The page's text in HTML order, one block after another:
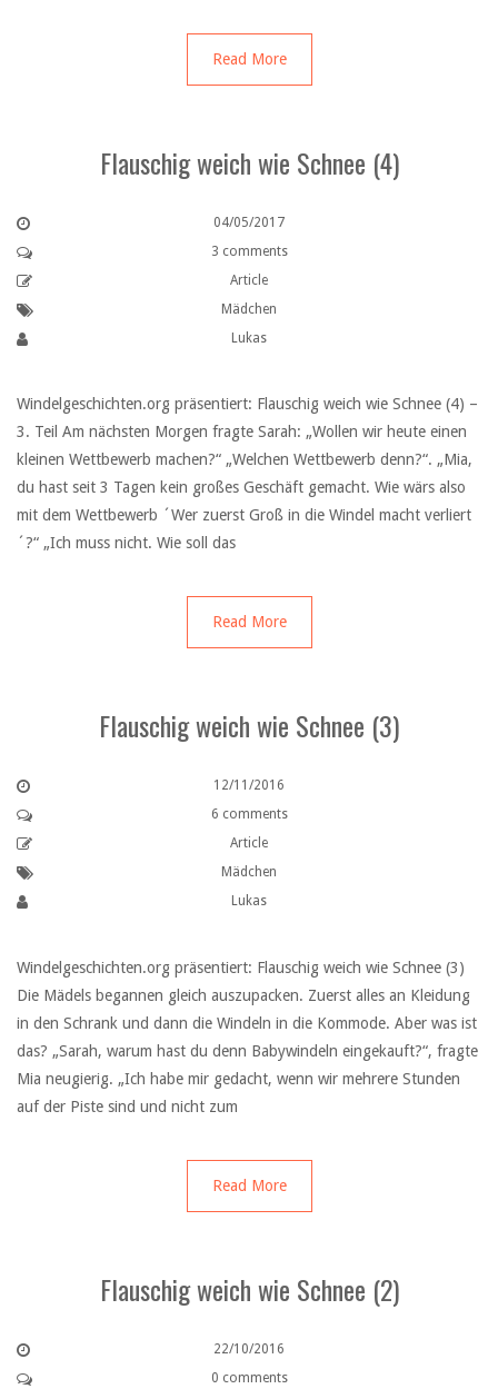
Read More
Flauschig weich wie Schnee (4)
04/05/2017
3 comments
Article
Mädchen
Lukas
Windelgeschichten.org präsentiert: Flauschig weich wie Schnee (4) –
3. Teil Am nächsten Morgen fragte Sarah: „Wollen wir heute einen
kleinen Wettbewerb machen?“ „Welchen Wettbewerb denn?“. „Mia,
du hast seit 3 Tagen kein großes Geschäft gemacht. Wie wärs also
mit dem Wettbewerb ´Wer zuerst Groß in die Windel macht verliert
´?“ „Ich muss nicht. Wie soll das
Read More
Flauschig weich wie Schnee (3)
12/11/2016
6 comments
Article
Mädchen
Lukas
Windelgeschichten.org präsentiert: Flauschig weich wie Schnee (3)
Die Mädels begannen gleich auszupacken. Zuerst alles an Kleidung
in den Schrank und dann die Windeln in die Kommode. Aber was ist
das? „Sarah, warum hast du denn Babywindeln eingekauft?“, fragte
Mia neugierig. „Ich habe mir gedacht, wenn wir mehrere Stunden
auf der Piste sind und nicht zum
Read More
Flauschig weich wie Schnee (2)
22/10/2016
0 comments